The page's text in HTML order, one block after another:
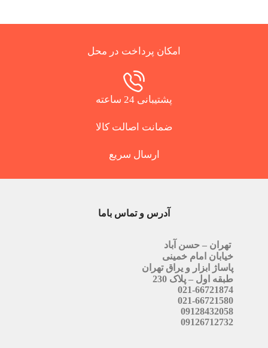
امکان پرداخت در محل
پشتیبانی 24 ساعته
ضمانت اصالت کالا
ارسال سریع
آدرس و تماس باما
تهران – حسن آباد
خیابان امام خمینی
پاساژ ابزار و یراق تهران
طبقه اول – پلاک 230
021-66721874
021-66721580
09128432058
09126712732